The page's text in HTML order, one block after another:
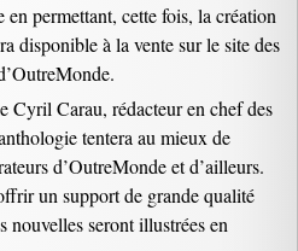
permettant, cette fois, la création
disponible à la vente sur le site des
Cyril Carau, rédacteur en chef des
tentera au mieux de
d’OutreMonde et d’ailleurs.
un support de grande qualité
nouvelles seront illustrées en